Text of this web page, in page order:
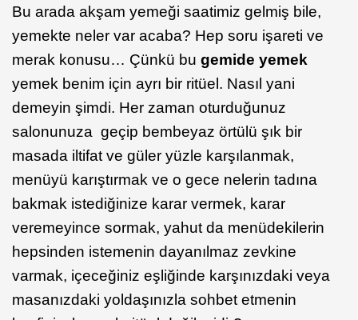
Bu arada akşam yemeği saatimiz gelmiş bile,
yemekte neler var acaba? Hep soru işareti ve
merak konusu… Çünkü bu gemide yemek
yemek benim için ayrı bir ritüel. Nasıl yani
demeyin şimdi. Her zaman oturduğunuz
salonunuza geçip bembeyaz örtülü şık bir
masada iltifat ve güler yüzle karşılanmak,
menüyü karıştırmak ve o gece nelerin tadına
bakmak istediğinize karar vermek, karar
veremeyince sormak, yahut da menüdekilerin
hepsinden istemenin dayanılmaz zevkine
varmak, içeceğiniz eşliğinde karşınızdaki veya
masanızdaki yoldaşınızla sohbet etmenin